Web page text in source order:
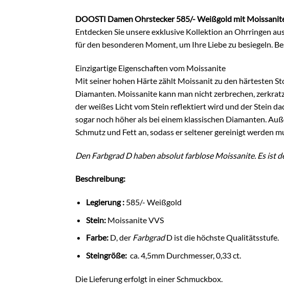
DOOSTI Damen Ohrstecker 585/- Weißgold mit
Entdecken Sie unsere exklusive Kollektion an Ohrringen
für den besonderen Moment, um Ihre Liebe zu besiegeln.
Einzigartige Eigenschaften vom Moissanite
Mit seiner hohen Härte zählt Moissanit zu den härtesten
Diamanten. Moissanite kann man nicht zerbrechen,
der weißes Licht vom Stein reflektiert wird und der Stein
sogar noch höher als bei einem klassischen Diamanten.
Schmutz und Fett an, sodass er seltener gereinigt werden
Den Farbgrad D haben absolut farblose Moissanite. Es ist
Beschreibung:
Legierung :585/- Weißgold
Stein:Moissanite VVS
Farbe: D, der FarbgradD ist die höchste Qualitätsstufe.
Steingröße:ca. 4,5mm Durchmesser, 0,33 ct.
Die Lieferung erfolgt in einer Schmuckbox.